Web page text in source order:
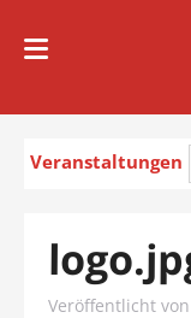
Veranstaltungen
Veröffentlicht von